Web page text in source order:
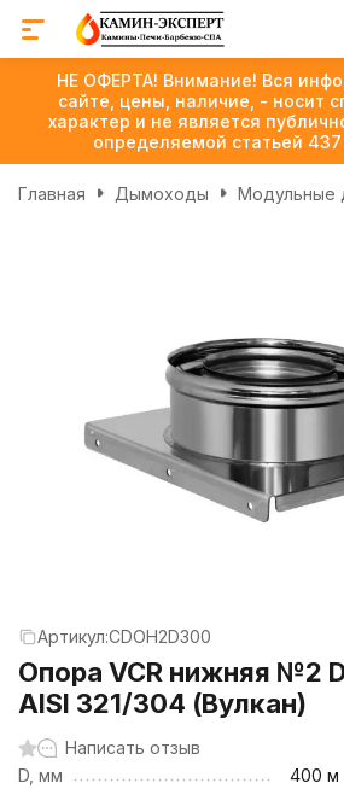
НЕ ОФЕРТА! Внимание! Вся
сайте, цены, наличие, - носит
характер и не является
определяемой статьей
Главная Дымоходы Модульные
Артикул:CDOH2D300
Опора VCR нижняя №2
AISI 321/304 (Вулкан)
Написать отзыв
D, мм
400 м